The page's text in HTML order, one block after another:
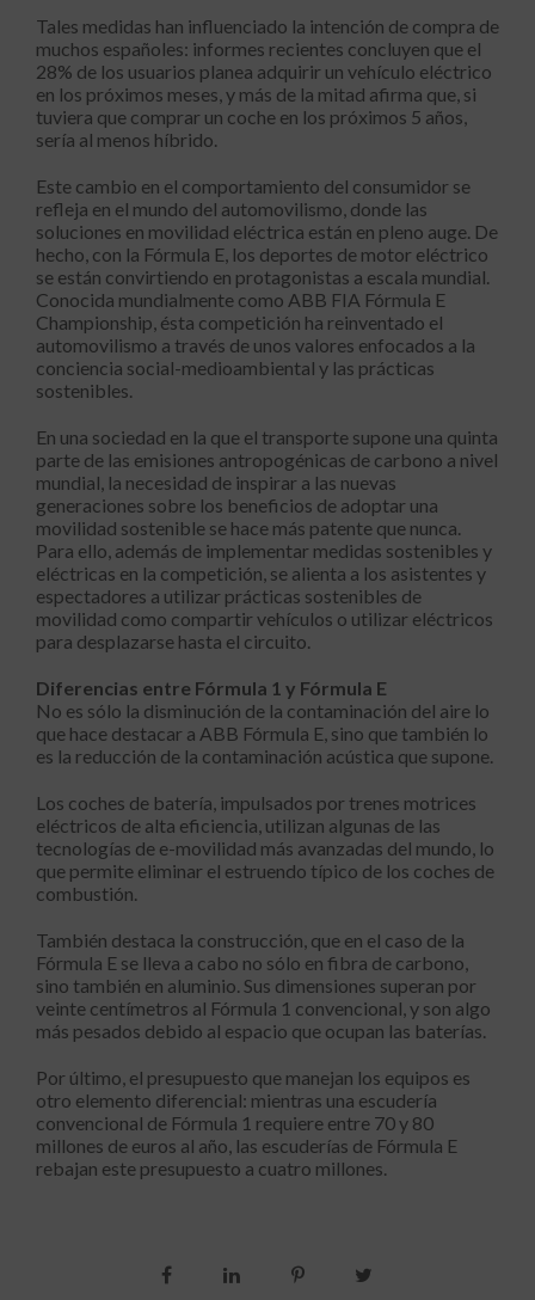
Tales medidas han influenciado la intención de compra de
muchos españoles: informes recientes concluyen que el
28% de los usuarios planea adquirir un vehículo eléctrico
en los próximos meses, y más de la mitad afirma que, si
tuviera que comprar un coche en los próximos 5 años,
sería al menos híbrido.
Este cambio en el comportamiento del consumidor se
refleja en el mundo del automovilismo, donde las
soluciones en movilidad eléctrica están en pleno auge. De
hecho, con la Fórmula E, los deportes de motor eléctrico
se están convirtiendo en protagonistas a escala mundial.
Conocida mundialmente como ABB FIA Fórmula E
Championship, ésta competición ha reinventado el
automovilismo a través de unos valores enfocados a la
conciencia social-medioambiental y las prácticas
sostenibles.
En una sociedad en la que el transporte supone una quinta
parte de las emisiones antropogénicas de carbono a nivel
mundial, la necesidad de inspirar a las nuevas
generaciones sobre los beneficios de adoptar una
movilidad sostenible se hace más patente que nunca.
Para ello, además de implementar medidas sostenibles y
eléctricas en la competición, se alienta a los asistentes y
espectadores a utilizar prácticas sostenibles de
movilidad como compartir vehículos o utilizar eléctricos
para desplazarse hasta el circuito.
Diferencias entre Fórmula 1 y Fórmula E
No es sólo la disminución de la contaminación del aire lo
que hace destacar a ABB Fórmula E, sino que también lo
es la reducción de la contaminación acústica que supone.
Los coches de batería, impulsados por trenes motrices
eléctricos de alta eficiencia, utilizan algunas de las
tecnologías de e-movilidad más avanzadas del mundo, lo
que permite eliminar el estruendo típico de los coches de
combustión.
También destaca la construcción, que en el caso de la
Fórmula E se lleva a cabo no sólo en fibra de carbono,
sino también en aluminio. Sus dimensiones superan por
veinte centímetros al Fórmula 1 convencional, y son algo
más pesados debido al espacio que ocupan las baterías.
Por último, el presupuesto que manejan los equipos es
otro elemento diferencial: mientras una escudería
convencional de Fórmula 1 requiere entre 70 y 80
millones de euros al año, las escuderías de Fórmula E
rebajan este presupuesto a cuatro millones.